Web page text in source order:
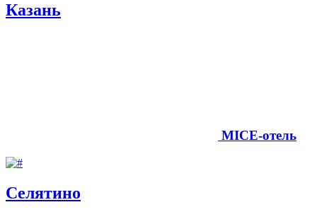
Казань
MICE-отель
Селятино